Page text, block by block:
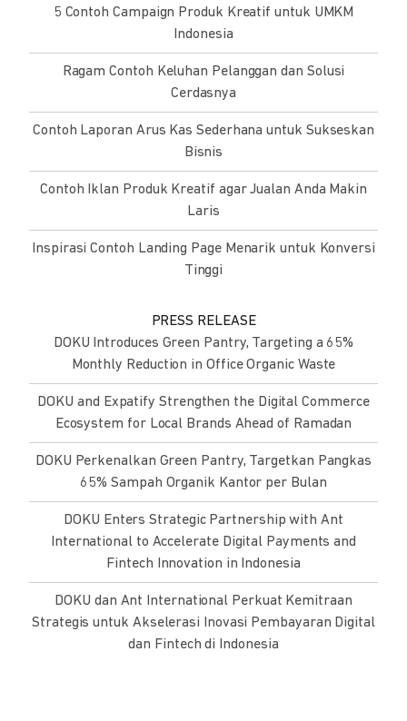
5 Contoh Campaign Produk Kreatif untuk UMKM
Indonesia
Ragam Contoh Keluhan Pelanggan dan Solusi
Cerdasnya
Contoh Laporan Arus Kas Sederhana untuk Sukseskan
Bisnis
Contoh Iklan Produk Kreatif agar Jualan Anda Makin
Laris
Inspirasi Contoh Landing Page Menarik untuk Konversi
Tinggi
PRESS RELEASE
DOKU Introduces Green Pantry, Targeting a 65%
Monthly Reduction in Office Organic Waste
DOKU and Expatify Strengthen the Digital Commerce
Ecosystem for Local Brands Ahead of Ramadan
DOKU Perkenalkan Green Pantry, Targetkan Pangkas
65% Sampah Organik Kantor per Bulan
DOKU Enters Strategic Partnership with Ant
International to Accelerate Digital Payments and
Fintech Innovation in Indonesia
DOKU dan Ant International Perkuat Kemitraan
Strategis untuk Akselerasi Inovasi Pembayaran Digital
dan Fintech di Indonesia